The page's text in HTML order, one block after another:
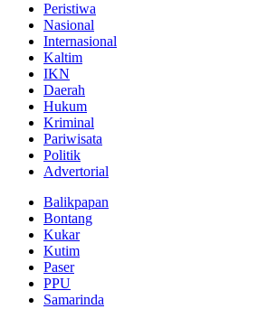
Peristiwa
Nasional
Internasional
Kaltim
IKN
Daerah
Hukum
Kriminal
Pariwisata
Politik
Advertorial
Balikpapan
Bontang
Kukar
Kutim
Paser
PPU
Samarinda